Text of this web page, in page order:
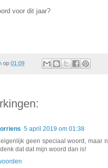
voor dit jaar?
op 01:09
5 april 2019 om 01:38
eigenlijk geen speciaal woord, maar
dat dat mijn woord dan is!